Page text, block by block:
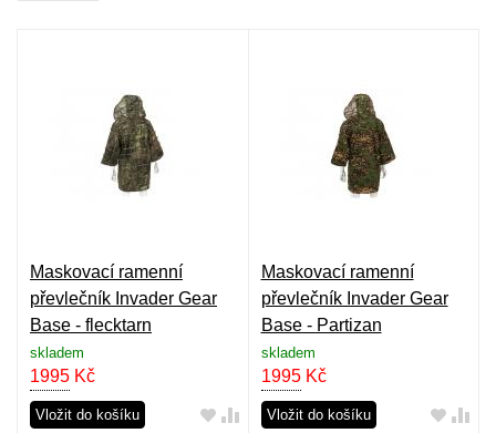
Maskovací ramenní
převlečník Invader Gear
Base - flecktarn
skladem
1995 Kč
Vložit do košíku
Maskovací ramenní
převlečník Invader Gear
Base - Partizan
skladem
1995Kč
Vložit do košíku